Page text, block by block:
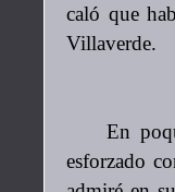
caló que
Villaverde.
En
esforzado